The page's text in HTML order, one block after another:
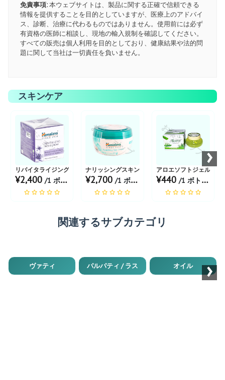
免責事項:本ウェブサイトは、製品に関する正確で信頼できる
情報を提供することを目的としていますが、医療上のアドバイ
ス、診断、治療に代わるものではありません。使用前には必ず
有資格の医師に相談し、現地の輸入規制を確認してください。
すべての販売は個人利用を目的としており、健康結果や法的問
題に関して当社は一切責任を負いません。
スキンケア
お薬ショップ
リバイタライジングナイトクリーム
¥2,400 /1 ボトル あたり
お薬ショップ
ナリッシングスキンクリーム
¥2,700/1 ボトル あたり
お薬ショップ
アロエソフトジェル
¥440 /1 ボトル あたり
›
関連するサブカテゴリ
ヴァティ パルパティ / ラス オイル ›